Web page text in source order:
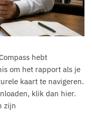
hebt
om het rapport als je
kaart te navigeren.
klik dan hier.
zijn